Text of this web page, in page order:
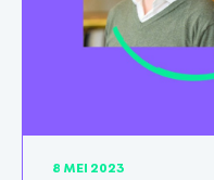
8 MEI 2023